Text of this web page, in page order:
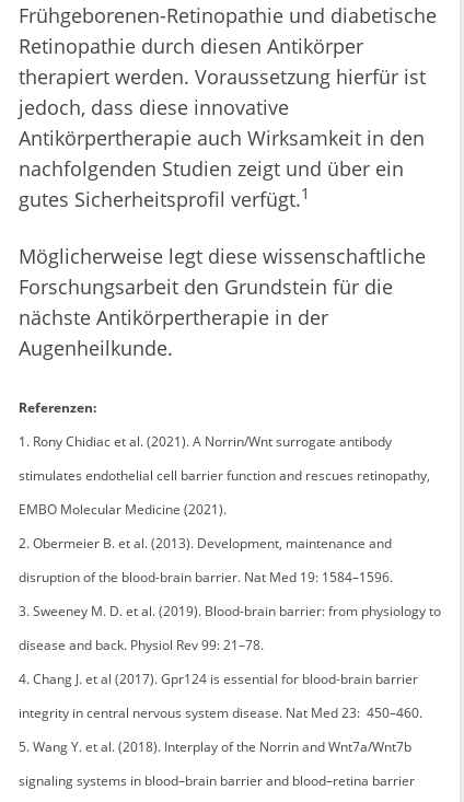
Frühgeborenen-Retinopathie und diabetische
Retinopathie durch diesen Antikörper
therapiert werden. Voraussetzung hierfür ist
jedoch, dass diese innovative
Antikörpertherapie auch Wirksamkeit in den
nachfolgenden Studien zeigt und über ein
gutes Sicherheitsprofil verfügt.1
Möglicherweise legt diese wissenschaftliche
Forschungsarbeit den Grundstein für die
nächste Antikörpertherapie in der
Augenheilkunde.
Referenzen:
1. Rony Chidiac et al. (2021). A Norrin/Wnt surrogate antibody
stimulates endothelial cell barrier function and rescues retinopathy,
EMBO Molecular Medicine (2021).
2. Obermeier B. et al. (2013). Development, maintenance and
disruption of the blood-brain barrier. Nat Med 19: 1584–1596.
3. Sweeney M. D. et al. (2019). Blood-brain barrier: from physiology to
disease and back. Physiol Rev 99: 21–78.
4. Chang J. et al (2017). Gpr124 is essential for blood-brain barrier
integrity in central nervous system disease. Nat Med 23: 450–460.
5. Wang Y. et al. (2018). Interplay of the Norrin and Wnt7a/Wnt7b
signaling systems in blood–brain barrier and blood–retina barrier